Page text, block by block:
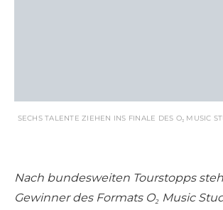
SECHS TALENTE ZIEHEN INS FINALE DES O₂ MUSIC
Nach bundesweiten Tourstopps
Gewinner des Formats O₂ Music